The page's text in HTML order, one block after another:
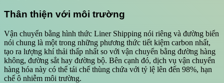
Thân thiện với môi trường
Vận chuyển bằng hình thức Liner Shipping nói riêng và đường biển
nói chung là một trong những phương thức tiết kiệm carbon nhất,
tạo ra lượng khí thải thấp nhất so với vận chuyển bằng đường hàng
không, đường sắt hay đường bộ. Bên cạnh đó, dịch vụ vận chuyển
hàng hóa này có thể tái chế thùng chứa với tỷ lệ lên đến 98%, hạn
chế ô nhiễm môi trường.